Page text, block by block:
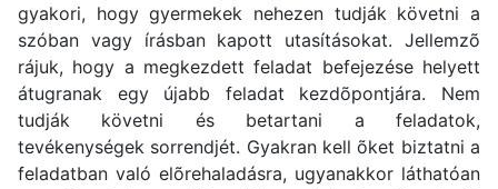
gyakori, hogy gyermekek nehezen tudják követni a
szóban vagy írásban kapott utasításokat. Jellemzõ
rájuk, hogy a megkezdett feladat befejezése helyett
átugranak egy újabb feladat kezdõpontjára. Nem
tudják követni és betartani a feladatok,
tevékenységek sorrendjét. Gyakran kell õket biztatni a
feladatban való elõrehaladásra, ugyanakkor láthatóan